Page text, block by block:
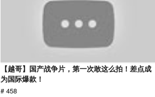
【越哥】国产战争片，第一次敢这么拍！差点成
为国际爆款！
# 458